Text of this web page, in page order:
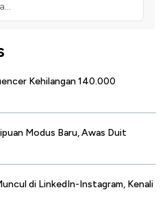
Kehilangan 140.000
Modus Baru, Awas Duit
di LinkedIn-Instagram, Kenali